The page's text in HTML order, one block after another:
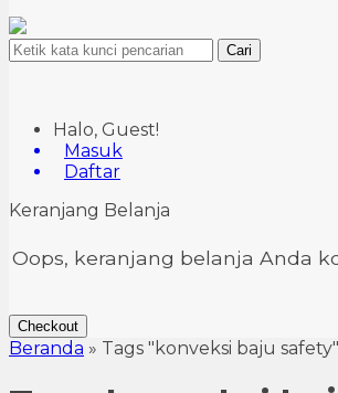
Cari
Halo, Guest!
Masuk
Daftar
Keranjang Belanja
Oops, keranjang belanja Anda
Checkout
Beranda » Tags "konveksi baju safety"